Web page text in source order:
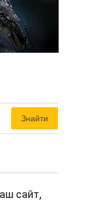
Знайти
сайт,